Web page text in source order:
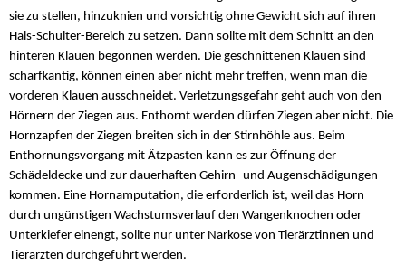
sie zu stellen, hinzuknien und vorsichtig ohne Gewicht sich auf ihren
Hals-Schulter-Bereich zu setzen. Dann sollte mit dem Schnitt an den
hinteren Klauen begonnen werden. Die geschnittenen Klauen sind
scharfkantig, können einen aber nicht mehr treffen, wenn man die
vorderen Klauen ausschneidet. Verletzungsgefahr geht auch von den
Hörnern der Ziegen aus. Enthornt werden dürfen Ziegen aber nicht. Die
Hornzapfen der Ziegen breiten sich in der Stirnhöhle aus. Beim
Enthornungsvorgang mit Ätzpasten kann es zur Öffnung der
Schädeldecke und zur dauerhaften Gehirn- und Augenschädigungen
kommen. Eine Hornamputation, die erforderlich ist, weil das Horn
durch ungünstigen Wachstumsverlauf den Wangenknochen oder
Unterkiefer einengt, sollte nur unter Narkose von Tierärztinnen und
Tierärzten durchgeführt werden.